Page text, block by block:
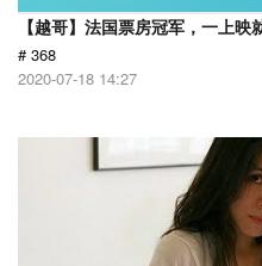
【越哥】法国票房冠军，一上
# 368
2020-07-18 14:27